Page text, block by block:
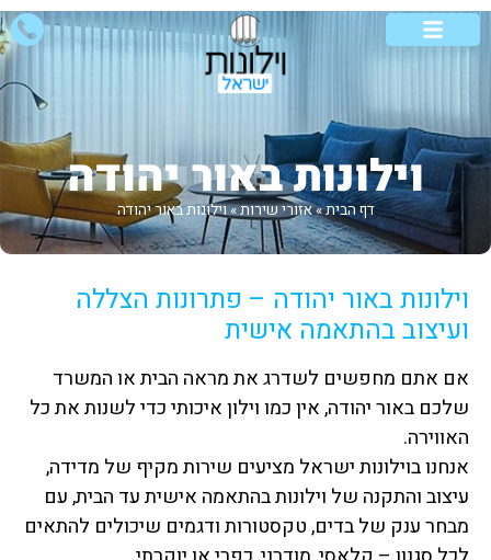
וילונות באור יהודה
דף הבית»אזורי שירות»וילונות באור יהודה
וילונות באור יהודה – פתרונות הצללה
ועיצוב בהתאמה אישית
אם אתם מחפשים לשדרג את מראה הבית או המשרד
שלכם באור יהודה, אין כמו וילון איכותי כדי לשנות את כל
האווירה.
אנחנו בוילונות ישראל מציעים שירות מקיף של מדידה,
עיצוב והתקנה של וילונות בהתאמה אישית עד הבית, עם
מבחר ענק של בדים, טקסטורות ודגמים שיכולים להתאים